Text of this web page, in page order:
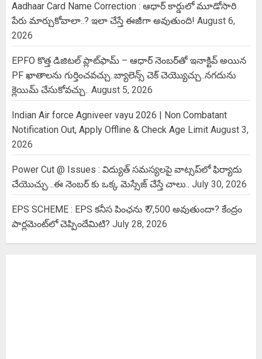
Aadhaar Card Name Correction : ఆధార్ కార్డులో మూడోసారి
పేరు మార్చుకోవాలా..? ఇలా చేస్తే ఈజీగా అవుతుంది! August 6,
2026
EPFO కొత్త డిజిటల్ ప్లాట్‌ఫామ్‌ – ఆధార్ నెంబర్‌తో ఇనాక్టివ్ అయిన
PF ఖాతాలను గుర్తించవచ్చు..బ్యాలెన్స్ చెక్ చెయ్యొచ్చు..నగదును
క్లెయిమ్ చేసుకోవచ్చు.. August 5, 2026
Indian Air force Agniveer vayu 2026 | Non Combatant
Notification Out, Apply Offline & Check Age Limit August 3,
2026
Power Cut @ Issues : విద్యుత్ సమస్యలపై వాట్సప్‌లో ఫిర్యాదు
చేయొచ్చు…ఈ నెంబర్ కు ఒక్క మెస్సేజ్ చేస్తే చాలు.. July 30, 2026
EPS SCHEME : EPS కనీస పింఛను ₹ 7,500 అవుతుందా? కేంద్రం
పార్లమెంట్‌లో చెప్పిందేమిటి? July 28, 2026